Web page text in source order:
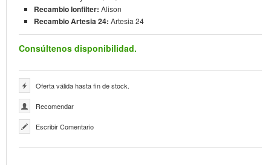
Recambio Ionfilter: Alison
Recambio Artesia 24: Artesia 24
Consúltenos disponibilidad.
Oferta válida hasta fin de stock.
Recomendar
Escribir Comentario